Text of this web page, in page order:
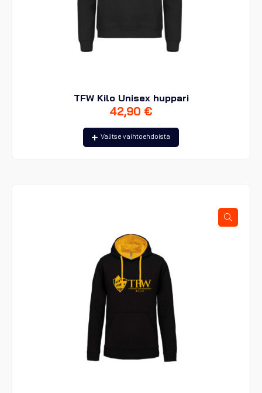
TFW Kilo Unisex huppari
42,90 €
Valitse vaihtoehdoista
Tällä
tuotteella